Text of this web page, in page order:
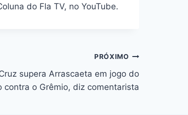
do Fla TV, no YouTube.
PRÓXIMO
supera Arrascaeta em jogo do
contra o Grêmio, diz comentarista